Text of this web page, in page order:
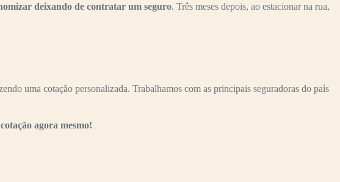
deixando de contratar um seguro. Três meses depois, ao estacionar na rua,
uma cotação personalizada. Trabalhamos com as principais seguradoras do país
agora mesmo!